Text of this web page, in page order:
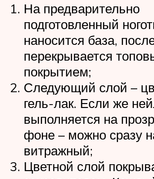
На предварительно
подготовленный
наносится база,
перекрывается
покрытием;
Следующий слой –
гель-лак. Если же
выполняется на
фоне – можно сразу
витражный;
Цветной слой